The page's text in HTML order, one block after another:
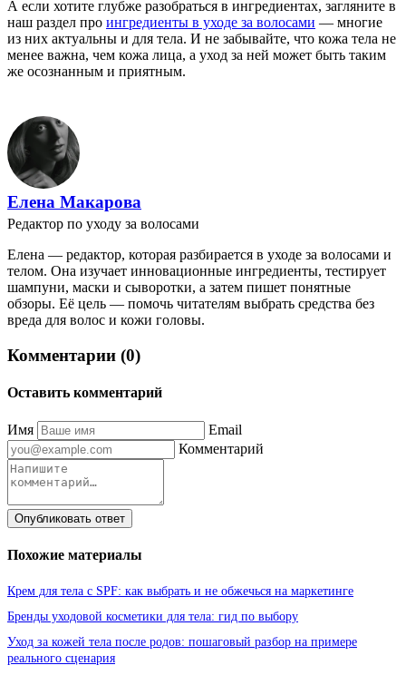
А если хотите глубже разобраться в ингредиентах, загляните в
наш раздел про ингредиенты в уходе за волосами — многие
из них актуальны и для тела. И не забывайте, что кожа тела не
менее важна, чем кожа лица, а уход за ней может быть таким
же осознанным и приятным.
Елена Макарова
Редактор по уходу за волосами
Елена — редактор, которая разбирается в уходе за волосами и
телом. Она изучает инновационные ингредиенты, тестирует
шампуни, маски и сыворотки, а затем пишет понятные
обзоры. Её цель — помочь читателям выбрать средства без
вреда для волос и кожи головы.
Комментарии (0)
Оставить комментарий
Имя
Email
Комментарий
Опубликовать ответ
Похожие материалы
Крем для тела с SPF: как выбрать и не обжечься на маркетинге
Бренды уходовой косметики для тела: гид по выбору
Уход за кожей тела после родов: пошаговый разбор на примере
реального сценария